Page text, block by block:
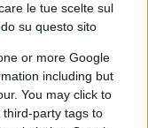
le tue scelte sul
su questo sito
or more Google
including but
You may click to
party tags to
Marinara e
di Venezia.